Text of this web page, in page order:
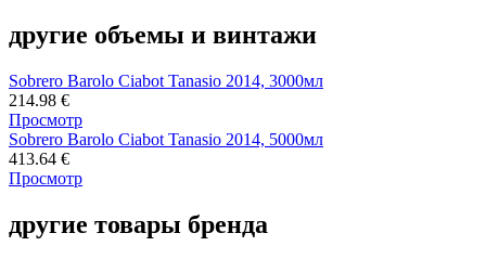
другие объемы и винтажи
Sobrero Barolo Ciabot Tanasio 2014, 3000мл
214.98 €
Просмотр
Sobrero Barolo Ciabot Tanasio 2014, 5000мл
413.64 €
Просмотр
другие товары бренда